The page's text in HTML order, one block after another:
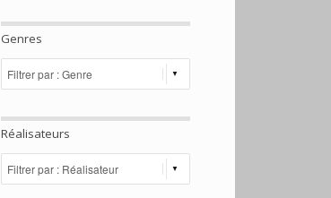
Genres
Réalisateurs